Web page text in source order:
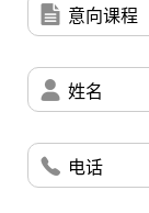
优质生源有虹
美本前10录
（11枚）
美本前30录取
ICC（51枚）
意向课程
姓名
电话